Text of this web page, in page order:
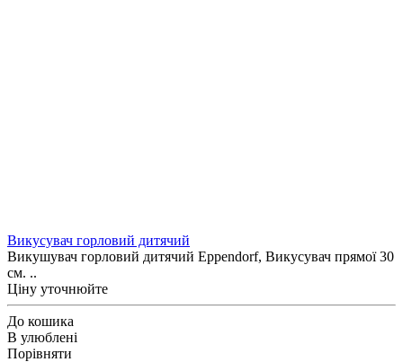
Викусувач горловий дитячий
Викушувач горловий дитячий Eppendorf, Викусувач прямої 30
см. ..
Ціну уточнюйте
До кошика
В улюблені
Порівняти